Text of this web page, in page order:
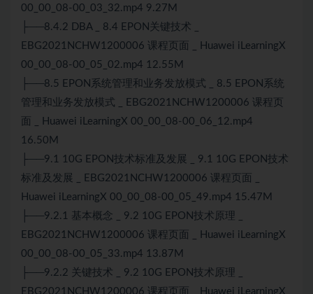
00_00_08-00_03_32.mp4 9.27M
├──8.4.2 DBA _ 8.4 EPON关键技术 _
EBG2021NCHW1200006 课程页面 _ Huawei iLearningX
00_00_08-00_05_02.mp4 12.55M
├──8.5 EPON系统管理和业务发放模式 _ 8.5 EPON系统
管理和业务发放模式 _ EBG2021NCHW1200006 课程页
面 _ Huawei iLearningX 00_00_08-00_06_12.mp4
16.50M
├──9.1 10G EPON技术标准及发展 _ 9.1 10G EPON技术
标准及发展 _ EBG2021NCHW1200006 课程页面 _
Huawei iLearningX 00_00_08-00_05_49.mp4 15.47M
├──9.2.1 基本概念 _ 9.2 10G EPON技术原理 _
EBG2021NCHW1200006 课程页面 _ Huawei iLearningX
00_00_08-00_05_33.mp4 13.87M
├──9.2.2 关键技术 _ 9.2 10G EPON技术原理 _
EBG2021NCHW1200006 课程页面 _ Huawei iLearningX